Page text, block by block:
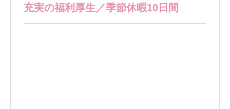
充実の福利厚生／季節休暇10日間